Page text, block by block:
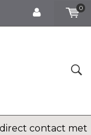
0
contact met